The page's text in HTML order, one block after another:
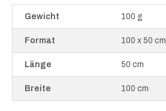
Gewicht 100 g
Format 100 x 50 cm
Länge 50 cm
Breite 100 cm